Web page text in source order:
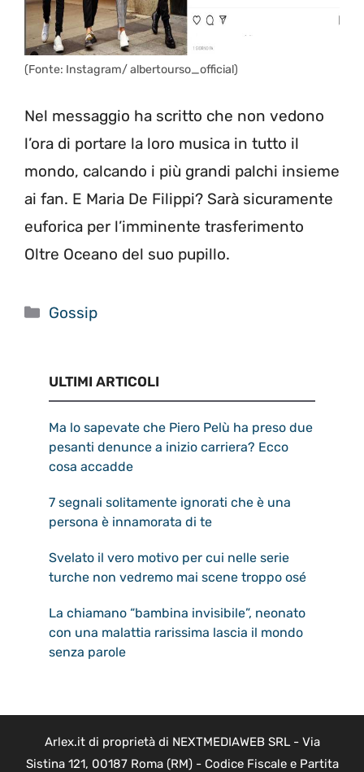
(Fonte: Instagram/ albertourso_official)
Nel messaggio ha scritto che non vedono
l’ora di portare la loro musica in tutto il
mondo, calcando i più grandi palchi insieme
ai fan. E Maria De Filippi? Sarà sicuramente
euforica per l’imminente trasferimento
Oltre Oceano del suo pupillo.
Categorie
Gossip
ULTIMI ARTICOLI
Ma lo sapevate che Piero Pelù ha preso due
pesanti denunce a inizio carriera? Ecco
cosa accadde
7 segnali solitamente ignorati che è una
persona è innamorata di te
Svelato il vero motivo per cui nelle serie
turche non vedremo mai scene troppo osé
La chiamano “bambina invisibile”, neonato
con una malattia rarissima lascia il mondo
senza parole
Arlex.it di proprietà di NEXTMEDIAWEB SRL - Via
Sistina 121, 00187 Roma (RM) - Codice Fiscale e Partita